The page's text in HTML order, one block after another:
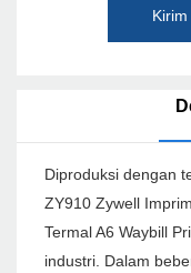
Diproduksi dengan
ZY910 Zywell
Termal A6 Waybill
industri. Dalam